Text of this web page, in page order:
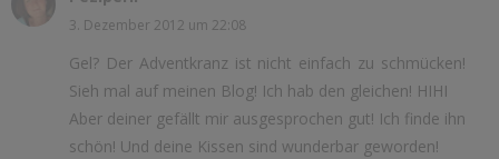
3. Dezember 2012 um 22:08
Gel? Der Adventkranz ist nicht einfach zu schmücken!
Sieh mal auf meinen Blog! Ich hab den gleichen! HIHI
Aber deiner gefällt mir ausgesprochen gut! Ich finde ihn
schön! Und deine Kissen sind wunderbar geworden!